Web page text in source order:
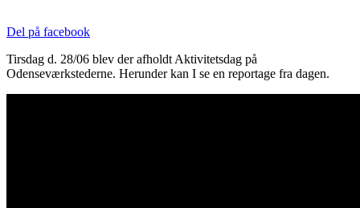
Del på facebook
Tirsdag d. 28/06 blev der afholdt Aktivitetsdag på
Odenseværkstederne. Herunder kan I se en reportage fra dagen.